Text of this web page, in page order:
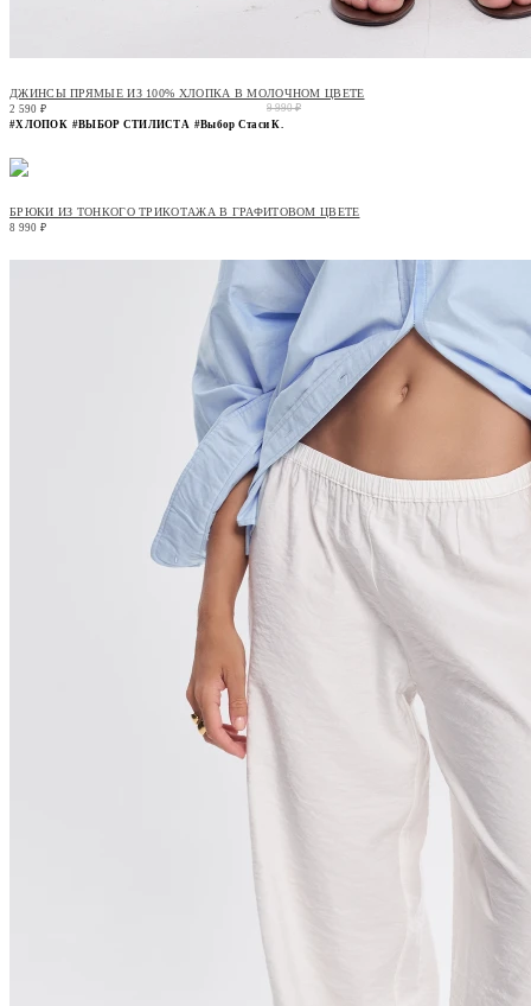
ДЖИНСЫ ПРЯМЫЕ ИЗ 100% ХЛОПКА В МОЛОЧНОМ ЦВЕТЕ
2 590 ₽
9 990 ₽
#ХЛОПОК #ВЫБОР СТИЛИСТА #Выбор Стаси К.
БРЮКИ ИЗ ТОНКОГО ТРИКОТАЖА В ГРАФИТОВОМ ЦВЕТЕ
8 990 ₽